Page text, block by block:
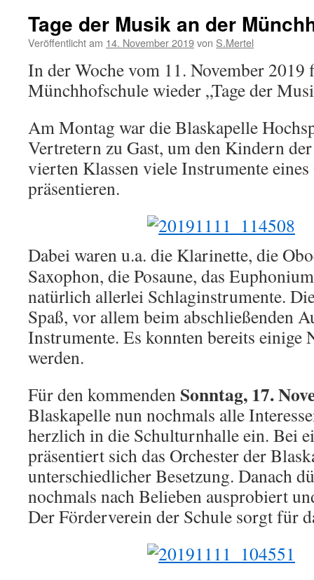
Tage der Musik an der
Veröffentlicht am 14. November 2019von S.Mertel
In der Woche vom 11. November 2019
Münchhofschule wieder „Tage der
Am Montag war die Blaskapelle
Vertretern zu Gast, um den Kindern
vierten Klassen viele Instrumente eines
präsentieren.
Dabei waren u.a. die Klarinette, die
Saxophon, die Posaune, das
natürlich allerlei Schlaginstrumente.
Spaß, vor allem beim abschließenden
Instrumente. Es konnten bereits einige
werden.
Für den kommenden Sonntag, 17.
Blaskapelle nun nochmals alle
herzlich in die Schulturnhalle ein. Bei
präsentiert sich das Orchester der
unterschiedlicher Besetzung. Danach
nochmals nach Belieben ausprobiert
Der Förderverein der Schule sorgt für